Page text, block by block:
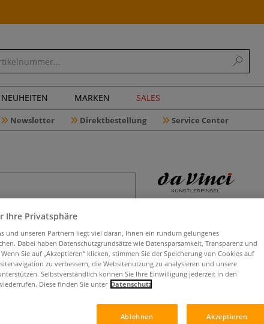
NEUHEITEN MARKEN SALES
Newsletter Direktbestellung Service Center
da Vinci
0
da Vinci COLINEO Serie
Oval-spitzt, hohe
Ihre Privatsphäre
und unseren Partnern liegt viel daran, Ihnen ein rundum gelungenes
Dabei haben Datenschutzgrundsätze wie Datensparsamkeit, Transparenz und
Sie auf „Akzeptieren“ klicken, stimmen Sie der Speicherung von Cookies auf
zu verbessern, die Websitenutzung zu analysieren und unsere
Selbstverständlich können Sie Ihre Einwilligung jederzeit in den
Diese finden Sie unter Datenschutz
Ablehnen Akzeptieren